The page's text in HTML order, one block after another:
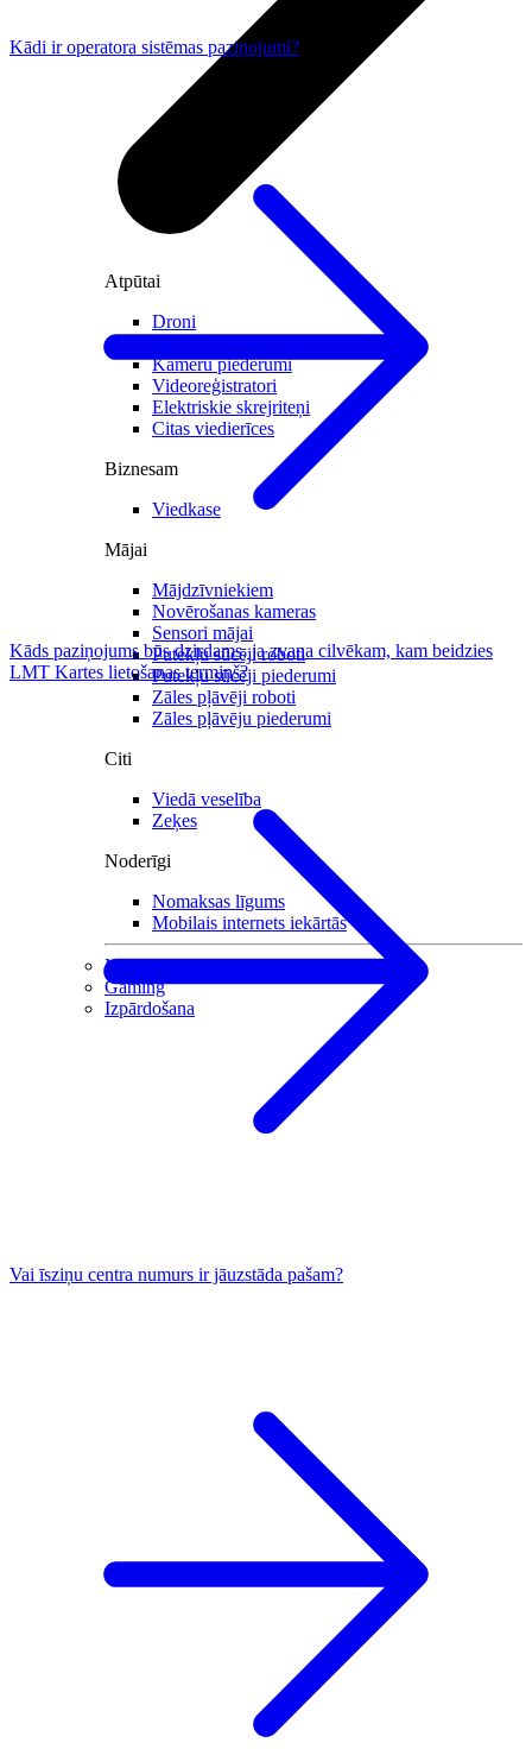
Atpūtai
Droni
Kameru piederumi
Videoreģistratori
Elektriskie skrejriteņi
Citas viedierīces
Biznesam
Viedkase
Mājai
Mājdzīvniekiem
Novērošanas kameras
Sensori mājai
Putekļu sūcēji roboti
Putekļu sūcēji piederumi
Zāles pļāvēji roboti
Zāles pļāvēju piederumi
Citi
Viedā veselība
Zeķes
Noderīgi
Nomaksas līgums
Mobilais internets iekārtās
Mazlietotas iekārtas
Gaming
Izpārdošana
Kādi ir operatora sistēmas paziņojumi?
Kāds paziņojums būs dzirdams, ja zvana cilvēkam, kam beidzies
LMT Kartes lietošanas termiņš?
Vai īsziņu centra numurs ir jāuzstāda pašam?